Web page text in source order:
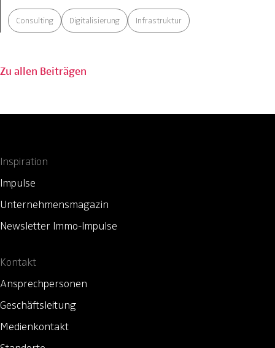
Consulting Digitalisierung Infrastruktur
Zu allen Beiträgen
Inspiration
Impulse
Unternehmensmagazin
Newsletter Immo-Impulse
Kontakt
Ansprechpersonen
Geschäftsleitung
Medienkontakt